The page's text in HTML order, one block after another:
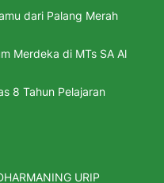
dari Palang Merah
Merdeka di MTs SA Al
8 Tahun Pelajaran
URIP